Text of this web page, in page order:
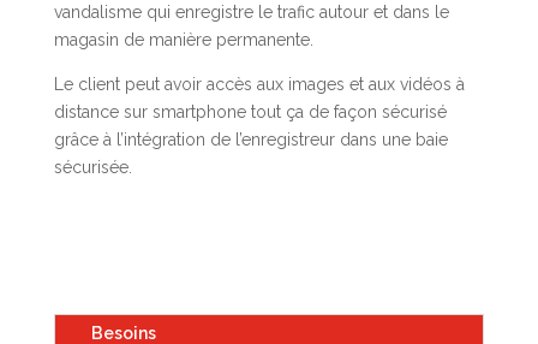
vandalisme qui enregistre le trafic autour et dans le
magasin de manière permanente.
Le client peut avoir accès aux images et aux vidéos à
distance sur smartphone tout ça de façon sécurisé
grâce à l’intégration de l’enregistreur dans une baie
sécurisée.
Besoins